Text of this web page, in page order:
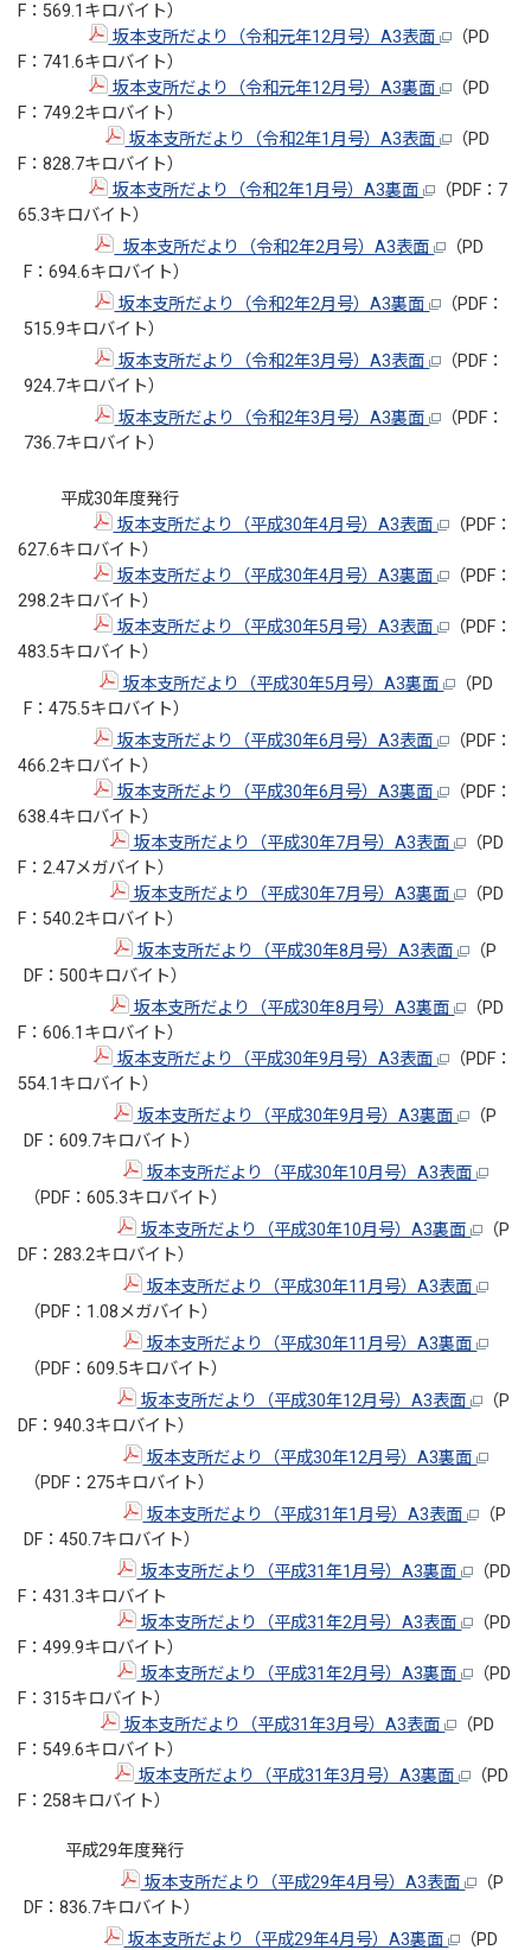
F：569.1キロバイト）
坂本支所だより（令和元年12月号）A3表面
（PD
F：741.6キロバイト）
坂本支所だより（令和元年12月号）A3裏面
（PD
F：749.2キロバイト）
坂本支所だより（令和2年1月号）A3表面
（PD
F：828.7キロバイト）
坂本支所だより（令和2年1月号）A3裏面
（PDF：7
65.3キロバイト）
坂本支所だより（令和2年2月号）A3表面
（PD
F：694.6キロバイト）
坂本支所だより（令和2年2月号）A3裏面
（PDF：
515.9キロバイト）
坂本支所だより（令和2年3月号）A3表面
（PDF：
924.7キロバイト）
坂本支所だより（令和2年3月号）A3裏面
（PDF：
736.7キロバイト）
平成30年度発行
坂本支所だより（平成30年4月号）A3表面
（PDF：
627.6キロバイト）
坂本支所だより（平成30年4月号）A3裏面
（PDF：
298.2キロバイト）
坂本支所だより（平成30年5月号）A3表面
（PDF：
483.5キロバイト）
坂本支所だより（平成30年5月号）A3裏面
（PD
F：475.5キロバイト）
坂本支所だより（平成30年6月号）A3表面
（PDF：
466.2キロバイト）
坂本支所だより（平成30年6月号）A3裏面
（PDF：
638.4キロバイト）
坂本支所だより（平成30年7月号）A3表面
（PD
F：2.47メガバイト）
坂本支所だより（平成30年7月号）A3裏面
（PD
F：540.2キロバイト）
坂本支所だより（平成30年8月号）A3表面
（P
DF：500キロバイト）
坂本支所だより（平成30年8月号）A3裏面
（PD
F：606.1キロバイト）
坂本支所だより（平成30年9月号）A3表面
（PDF：
554.1キロバイト）
坂本支所だより（平成30年9月号）A3裏面
（P
DF：609.7キロバイト）
坂本支所だより（平成30年10月号）A3表面
（PDF：605.3キロバイト）
坂本支所だより（平成30年10月号）A3裏面
（P
DF：283.2キロバイト）
坂本支所だより（平成30年11月号）A3表面
（PDF：1.08メガバイト）
坂本支所だより（平成30年11月号）A3裏面
（PDF：609.5キロバイト）
坂本支所だより（平成30年12月号）A3表面
（P
DF：940.3キロバイト）
坂本支所だより（平成30年12月号）A3裏面
（PDF：275キロバイト）
坂本支所だより（平成31年1月号）A3表面
（P
DF：450.7キロバイト）
坂本支所だより（平成31年1月号）A3裏面
（PD
F：431.3キロバイト
坂本支所だより（平成31年2月号）A3表面
（PD
F：499.9キロバイト）
坂本支所だより（平成31年2月号）A3裏面
（PD
F：315キロバイト）
坂本支所だより（平成31年3月号）A3表面
（PD
F：549.6キロバイト）
坂本支所だより（平成31年3月号）A3裏面
（PD
F：258キロバイト）
平成29年度発行
坂本支所だより（平成29年4月号）A3表面
（P
DF：836.7キロバイト）
坂本支所だより（平成29年4月号）A3裏面
（PD